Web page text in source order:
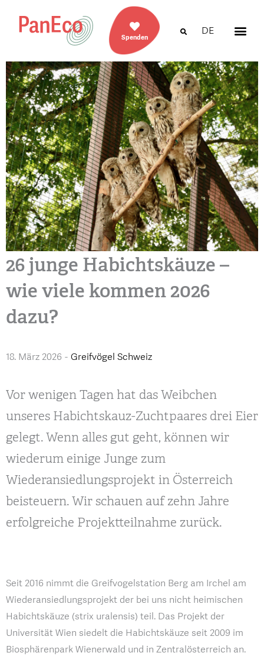
Spenden
DE
26 junge Habichtskäuze –
wie viele kommen 2026
dazu?
18. März 2026 - Greifvögel Schweiz
Vor wenigen Tagen hat das Weibchen
unseres Habichtskauz-Zuchtpaares drei Eier
gelegt. Wenn alles gut geht, können wir
wiederum einige Junge zum
Wiederansiedlungsprojekt in Österreich
beisteuern. Wir schauen auf zehn Jahre
erfolgreiche Projektteilnahme zurück.
Seit 2016 nimmt die Greifvogelstation Berg am Irchel am
Wiederansiedlungsprojekt der bei uns nicht heimischen
Habichtskäuze (strix uralensis) teil. Das Projekt der
Universität Wien siedelt die Habichtskäuze seit 2009 im
Biosphärenpark Wienerwald und in Zentralösterreich an.